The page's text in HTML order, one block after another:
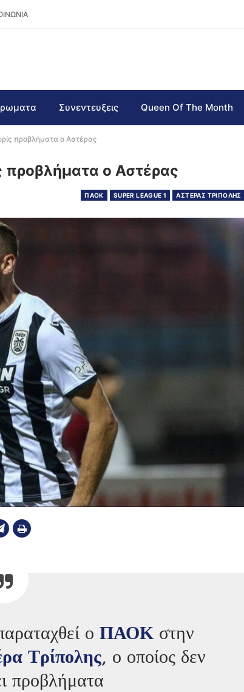
Συνεντευξεις Queen Of The Month
προβλήματα ο Αστέρας
ο Αστέρας
ΠΑΟΚ SUPER LEAGUE 1 ΑΣΤΕΡΑΣ ΤΡΙΠΟΛΗΣ
ο ΠΑΟΚστην
Τρίπολης, ο οποίος δεν
προβλήματα